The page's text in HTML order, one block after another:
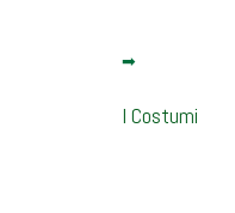
I Costumi